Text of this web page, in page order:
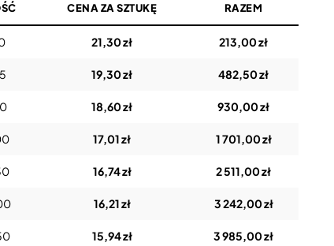
CENA ZA SZTUKĘ RAZEM
21,30 zł 213,00 zł
19,30 zł 482,50 zł
18,60 zł 930,00 zł
17,01 zł 1 701,00 zł
16,74 zł 2 511,00 zł
16,21 zł 3 242,00 zł
15,94 zł 3 985,00 zł